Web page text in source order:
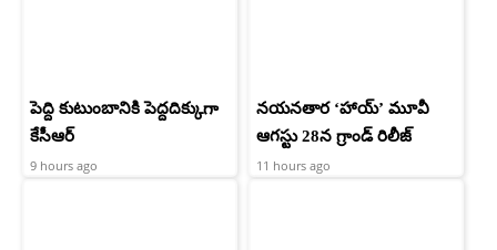
పెద్ది కుటుంబానికి పెద్దదిక్కుగా
కేసీఆర్
9 hours ago
నయనతార ‘హాయ్’ మూవీ
ఆగస్టు 28న గ్రాండ్ రిలీజ్
11 hours ago